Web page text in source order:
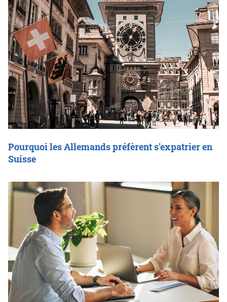
Pourquoi les Allemands préfèrent s'expatrier en
Suisse